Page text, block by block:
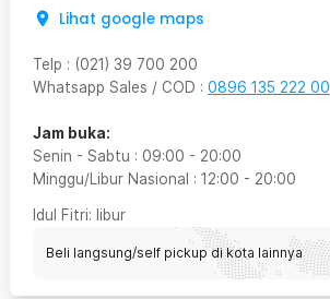
Lihat google maps
Telp : (021) 39 700 200
Whatsapp Sales / COD : 0896 135 222 00
Jam buka:
Senin - Sabtu : 09:00 - 20:00
Minggu/Libur Nasional : 12:00 - 20:00
Idul Fitri: libur
Beli langsung/self pickup di kota lainnya